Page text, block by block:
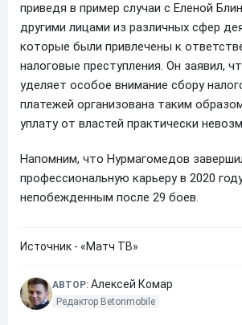
приведя в пример случаи с Еленой
другими лицами из различных сфер
которые были привлечены к
налоговые преступления. Он заявил,
уделяет особое внимание сбору
платежей организована таким
уплату от властей практически
Напомним, что Нурмагомедов
профессиональную карьеру в 2020
непобежденным после 29 боев.
Источник - «Матч ТВ»
АВТОР: Алексей Комар
Редактор Betonmobile